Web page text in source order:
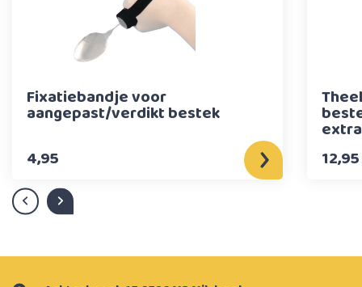
Fixatiebandje voor
aangepast/verdikt bestek
4,95
12,95